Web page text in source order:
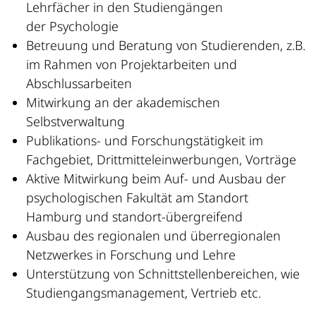
Lehrfächer in den Studiengängen
der Psychologie
Betreuung und Beratung von Studierenden, z.B.
im Rahmen von Projektarbeiten und
Abschlussarbeiten
Mitwirkung an der akademischen
Selbstverwaltung
Publikations- und Forschungstätigkeit im
Fachgebiet, Drittmitteleinwerbungen, Vorträge
Aktive Mitwirkung beim Auf- und Ausbau der
psychologischen Fakultät am Standort
Hamburg und standort-übergreifend
Ausbau des regionalen und überregionalen
Netzwerkes in Forschung und Lehre
Unterstützung von Schnittstellenbereichen, wie
Studiengangsmanagement, Vertrieb etc.